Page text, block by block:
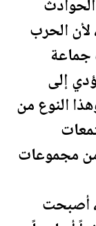
لأن الحرب
جماعة
إلى
النوع من
من مجموعات
أصبحت